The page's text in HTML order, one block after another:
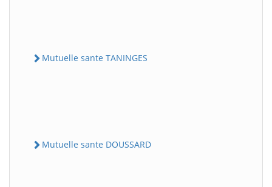
Mutuelle sante TANINGES
Mutuelle sante DOUSSARD